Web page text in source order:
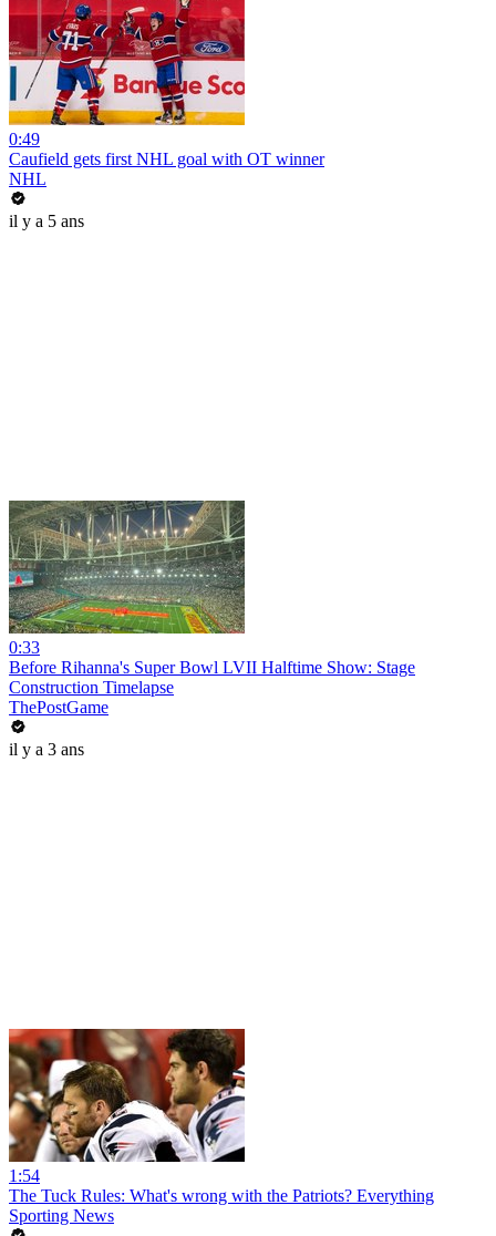
0:49
Caufield gets first NHL goal with OT winner
NHL
il y a 5 ans
0:33
Before Rihanna's Super Bowl LVII Halftime Show: Stage
Construction Timelapse
ThePostGame
il y a 3 ans
1:54
The Tuck Rules: What's wrong with the Patriots? Everything
Sporting News